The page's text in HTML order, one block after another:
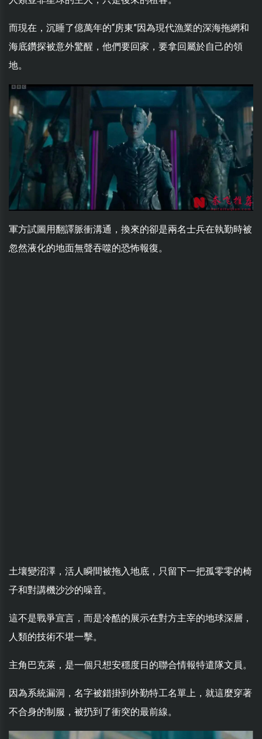
而現在，沉睡了億萬年的“房東”因為現代漁業的深海拖網和
海底鑽探被意外驚醒，他們要回家，要拿回屬於自己的領
地。
軍方試圖用翻譯脈衝溝通，換來的卻是兩名士兵在執勤時被
忽然液化的地面無聲吞噬的恐怖報復。
土壤變沼澤，活人瞬間被拖入地底，只留下一把孤零零的椅
子和對講機沙沙的噪音。
這不是戰爭宣言，而是冷酷的展示在對方主宰的地球深層，
人類的技術不堪一擊。
主角巴克萊，是一個只想安穩度日的聯合情報特遣隊文員。
因為系統漏洞，名字被錯掛到外勤特工名單上，就這麼穿著
不合身的制服，被扔到了衝突的最前線。